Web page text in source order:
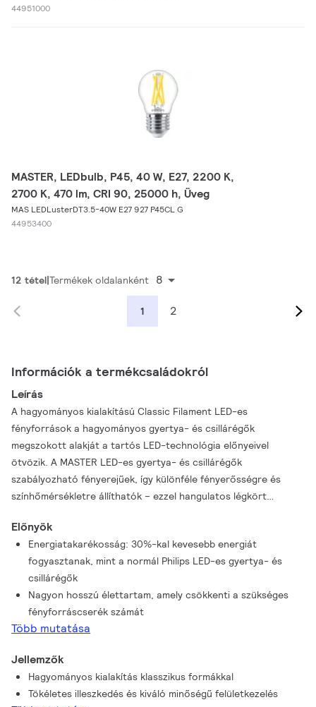
44951000
MASTER, LEDbulb, P45, 40 W, E27, 2200 K,
2700 K, 470 lm, CRI 90, 25000 h, Üveg
MAS LEDLusterDT3.5-40W E27 927 P45CL G
44953400
12 tétel Termékek oldalanként 8
1 2
Információk a termékcsaládokról
Leírás
A hagyományos kialakítású Classic Filament LED-es
fényforrások a hagyományos gyertya- és csillárégők
megszokott alakját a tartós LED-technológia előnyeivel
ötvözik. A MASTER LED-es gyertya- és csillárégők
szabályozható fényerejűek, így különféle fényerősségre és
színhőmérsékletre állíthatók – ezzel hangulatos légkört
fényforrások jelentős, a normál LED-hez képest akár 30%-kal
nagyobb energiamegtakarítást és kiváló fényminőséget
biztosítanak, továbbá 25 000 órás élettartamuknak
köszönhetően csökkentik a karbantartási költségeket.
Előnyök
Energiatakarékosság: 30%-kal kevesebb energiát
fogyasztanak, mint a normál Philips LED-es gyertya- és
csillárégők
Nagyon hosszú élettartam, amely csökkenti a szükséges
fényforráscserék számát
Több mutatása
Jellemzők
Hagyományos kialakítás klasszikus formákkal
Tökéletes illeszkedés és kiváló minőségű felületkezelés